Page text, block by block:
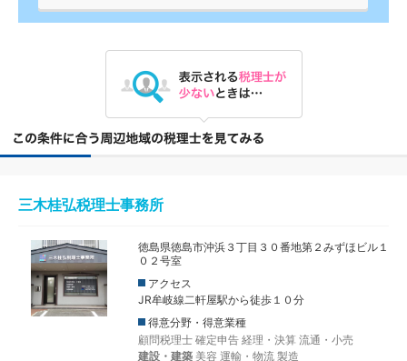
三木桂弘税理士事務所
徳島県徳島市沖浜３丁目３０番地第２みずほビル１
０２号室
アクセス
JR牟岐線二軒屋駅から徒歩１０分
得意分野・得意業種
顧問税理士 確定申告 経理・決算 流通・小売
建設・建築 美容 運輸・物流 製造